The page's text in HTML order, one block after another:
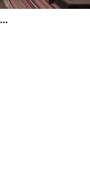
Тамна позадина са ефектом бетонског зида